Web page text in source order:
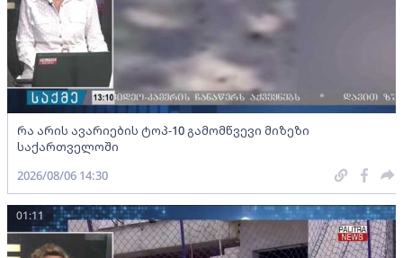
რა არის ავარიების ტოპ-10 გამომწვევი მიზეზი
საქართველოში
2026/08/06 14:30
01:11